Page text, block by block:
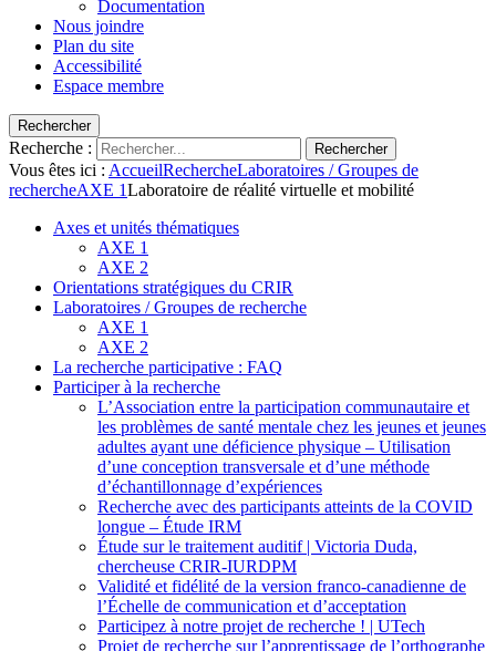
Documentation
Nous joindre
Plan du site
Accessibilité
Espace membre
Rechercher
Recherche : Rechercher
Vous êtes ici : AccueilRechercheLaboratoires / Groupes de
rechercheAXE 1Laboratoire de réalité virtuelle et mobilité
Axes et unités thématiques
AXE 1
AXE 2
Orientations stratégiques du CRIR
Laboratoires / Groupes de recherche
AXE 1
AXE 2
La recherche participative : FAQ
Participer à la recherche
L’Association entre la participation communautaire et
les problèmes de santé mentale chez les jeunes et jeunes
adultes ayant une déficience physique – Utilisation
d’une conception transversale et d’une méthode
d’échantillonnage d’expériences
Recherche avec des participants atteints de la COVID
longue – Étude IRM
Étude sur le traitement auditif | Victoria Duda,
chercheuse CRIR-IURDPM
Validité et fidélité de la version franco-canadienne de
l’Échelle de communication et d’acceptation
Participez à notre projet de recherche ! | UTech
Projet de recherche sur l’apprentissage de l’orthographe